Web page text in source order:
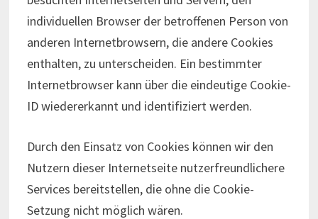
individuellen Browser der betroffenen Person von
anderen Internetbrowsern, die andere Cookies
enthalten, zu unterscheiden. Ein bestimmter
Internetbrowser kann über die eindeutige Cookie-
ID wiedererkannt und identifiziert werden.
Durch den Einsatz von Cookies können wir den
Nutzern dieser Internetseite nutzerfreundlichere
Services bereitstellen, die ohne die Cookie-
Setzung nicht möglich wären.